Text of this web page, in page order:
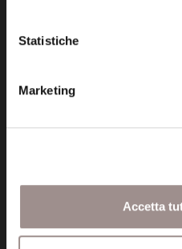
Statistiche
Marketing
Accetta
Biblioteca